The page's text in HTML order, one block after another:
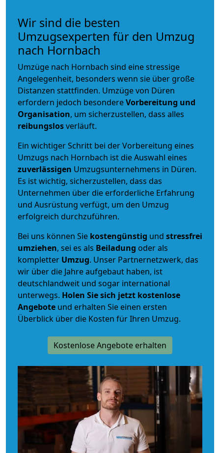
Wir sind die besten
Umzugsexperten für den Umzug
nach Hornbach
Umzüge nach Hornbach sind eine stressige
Angelegenheit, besonders wenn sie über große
Distanzen stattfinden. Umzüge von Düren
erfordern jedoch besondereVorbereitung und
Organisation, um sicherzustellen, dass alles
reibungslosverläuft.
Ein wichtiger Schritt bei der Vorbereitung eines
Umzugs nach Hornbach ist die Auswahl eines
zuverlässigen Umzugsunternehmens in Düren.
Es ist wichtig, sicherzustellen, dass das
Unternehmen über die erforderliche Erfahrung
und Ausrüstung verfügt, um den Umzug
erfolgreich durchzuführen.
Bei uns können Sie kostengünstig und stressfrei
umziehen, sei es als Beiladung oder als
kompletter Umzug. Unser Partnernetzwerk, das
wir über die Jahre aufgebaut haben, ist
deutschlandweit und sogar international
unterwegs. Holen Sie sich jetzt kostenlose
Angebote und erhalten Sie einen ersten
Überblick über die Kosten für Ihren Umzug.
Kostenlose Angebote erhalten